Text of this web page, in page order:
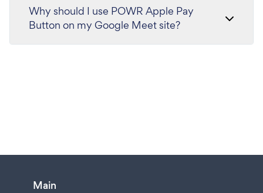
Why should I use POWR Apple Pay
Button on my Google Meet site?
Main